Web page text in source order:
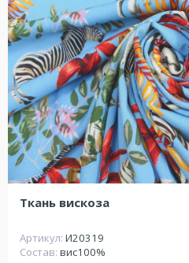
Ткань вискоза
Артикул: И20319
Состав: вис100%